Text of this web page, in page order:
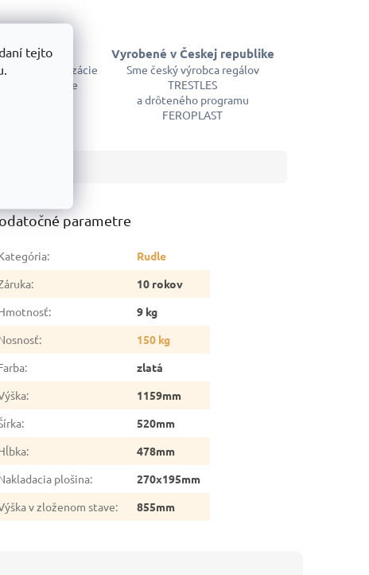
tejto
skladom
kompletizácie
a okamžite
Vyrobené v Českej republike
Sme český výrobca regálov
TRESTLES
a drôteného programu
FEROPLAST
parametre
:
Rudle
:
10 rokov
:
9 kg
:
150 kg
:
zlatá
:
1159mm
:
520mm
:
478mm
plošina:
270x195mm
v zloženom stave: 855mm